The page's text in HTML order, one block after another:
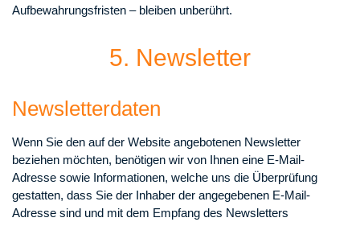
Aufbewahrungsfristen – bleiben unberührt.
5. Newsletter
Newsletter­daten
Wenn Sie den auf der Website angebotenen Newsletter
beziehen möchten, benötigen wir von Ihnen eine E-Mail-
Adresse sowie Informationen, welche uns die Überprüfung
gestatten, dass Sie der Inhaber der angegebenen E-Mail-
Adresse sind und mit dem Empfang des Newsletters